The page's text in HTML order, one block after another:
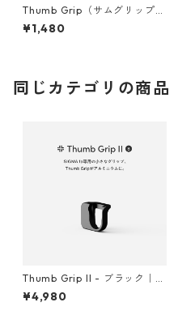
Thumb Grip（サムグリップ）
｜for SIGMA fp
¥1,480
同じカテゴリの商品
Thumb Grip II - ブラック｜fo
r SIGMA fp
¥4,980